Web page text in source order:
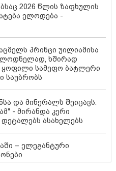
2026 წლის ზაფხულის
ელოდება -
პრინცი უილიამისა
ხშირად
ყოფილი სამეფო ბატლერი
საუბრობს
და მინერალს შეიცავს.
- მირანდა კერი
ასახელებს
– ელეგანტური